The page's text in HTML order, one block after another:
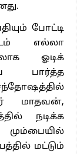
போட்டி
எல்லா
ஓடிக்
பார்த்த
மாதவன்,
நடிக்க
மட்டும்